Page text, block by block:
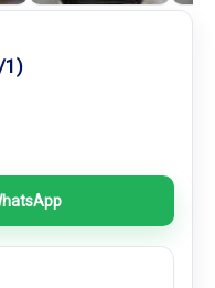
1)